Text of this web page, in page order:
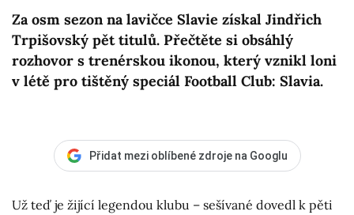
Za osm sezon na lavičce Slavie získal Jindřich
Trpišovský pět titulů. Přečtěte si obsáhlý
rozhovor s trenérskou ikonou, který vznikl loni
v létě pro tištěný speciál Football Club: Slavia.
Přidat mezi oblíbené zdroje na Googlu
Už teď je žijící legendou klubu – sešívané dovedl k pěti